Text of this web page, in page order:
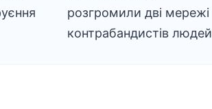
розгромили дві мережі
контрабандистів людей